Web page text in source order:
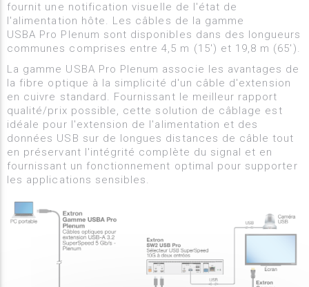
fournit une notification visuelle de l'état de
l'alimentation hôte. Les câbles de la gamme
USBA Pro Plenum sont disponibles dans des longueurs
communes comprises entre 4,5 m (15') et 19,8 m (65').
La gamme USBA Pro Plenum associe les avantages de
la fibre optique à la simplicité d'un câble d'extension
en cuivre standard. Fournissant le meilleur rapport
qualité/prix possible, cette solution de câblage est
idéale pour l'extension de l'alimentation et des
données USB sur de longues distances de câble tout
en préservant l'intégrité complète du signal et en
fournissant un fonctionnement optimal pour supporter
les applications sensibles.